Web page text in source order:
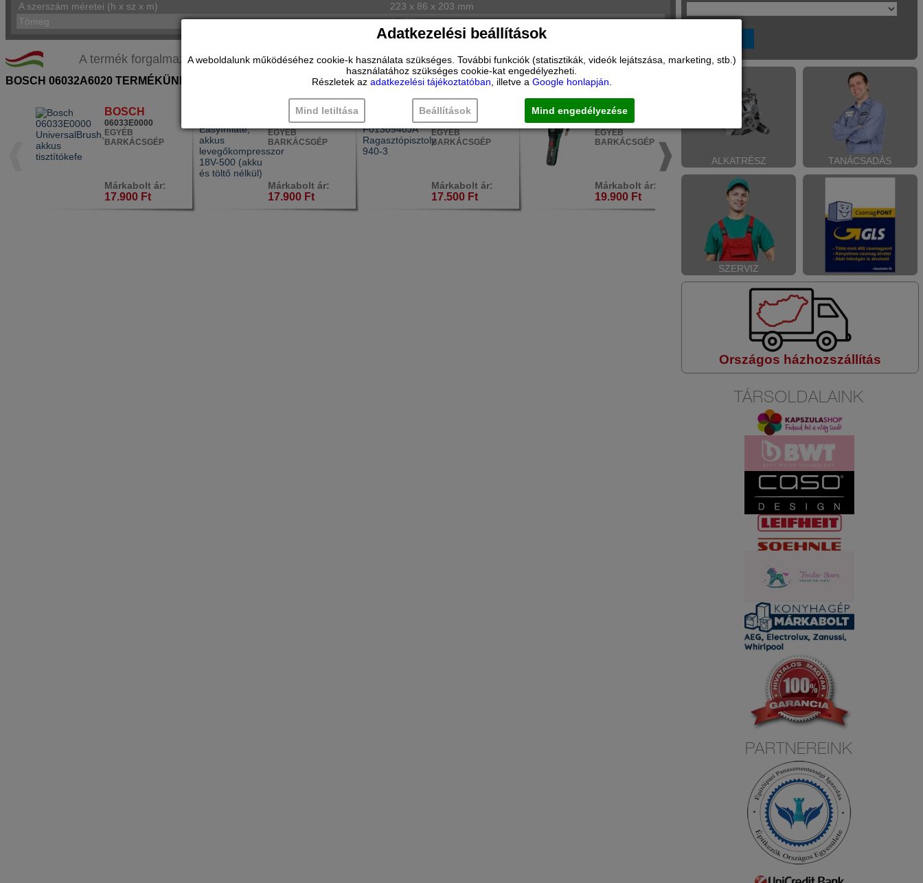
A szerszám méretei (h x sz x m)
223 x 86 x 203 mm
Tömeg
0,470 kg
A termék forgalmazása a magyarországi márkaképviselet hivatalos jótállási feltételeivel történik.
BOSCH 06032A6020 TERMÉKÜNKHÖZ HASONLÓ TERMÉKEK:
BOSCH
06033E0000
EGYÉB
BARKÁCSGÉP
Márkabolt ár:
17.900 Ft
BOSCH
0603947200
EGYÉB
BARKÁCSGÉP
Márkabolt ár:
17.900 Ft
DREMEL
F0130940JA
EGYÉB
BARKÁCSGÉP
Márkabolt ár:
17.500 Ft
BOSCH
0603947500
EGYÉB
BARKÁCSGÉP
Márkabolt ár:
19.900 Ft
BOSCH
0603968220
EGYÉB
ALKATRÉSZ TANÁCSADÁS
SZERVIZ
Országos házhozszállítás
TÁRSOLDALAINK
PARTNEREINK
Adatkezelési beállítások
A weboldalunk működéséhez cookie-k használata szükséges. További funkciók (statisztikák, videók lejátszása, marketing, stb.)
használatához szükséges cookie-kat engedélyezheti.
Részletek az adatkezelési tájékoztatóban, illetve a Google honlapján.
Mind letiltása Beállítások Mind engedélyezése